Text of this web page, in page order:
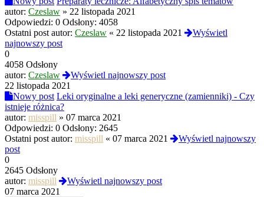
autor: Czeslaw » 22 listopada 2021
Odpowiedzi: 0 Odsłony: 4058
Ostatni post autor: Czeslaw « 22 listopada 2021
Wyświetl
najnowszy post
0
4058 Odsłony
autor: Czeslaw
Wyświetl najnowszy post
22 listopada 2021
Nowy post Leki oryginalne a leki generyczne (zamienniki) - Czy
istnieje różnica?
autor: misspill » 07 marca 2021
Odpowiedzi: 0 Odsłony: 2645
Ostatni post autor: misspill « 07 marca 2021
Wyświetl najnowszy
post
0
2645 Odsłony
autor: misspill
Wyświetl najnowszy post
07 marca 2021